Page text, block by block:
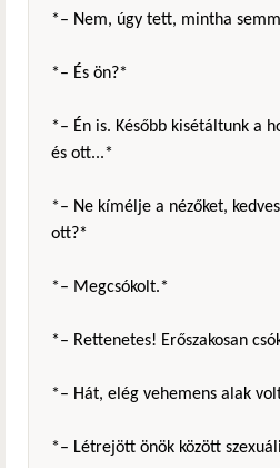
*– Nem, úgy tett, mintha
*– És ön?*
*– Én is. Később kisétáltunk a
és ott...*
*– Ne kímélje a nézőket,
ott?*
*– Megcsókolt.*
*– Rettenetes! Erőszakosan
*– Hát, elég vehemens alak
*– Létrejött önök között